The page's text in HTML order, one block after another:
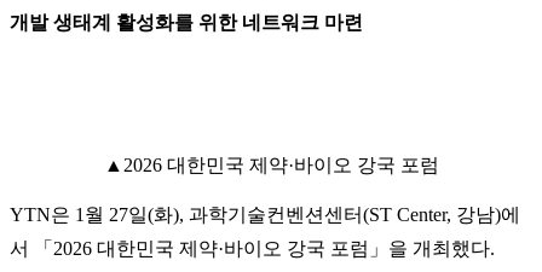
개발 생태계 활성화를 위한 네트워크 마련
▲2026 대한민국 제약·바이오 강국 포럼
YTN은 1월 27일(화), 과학기술컨벤션센터(ST Center, 강남)에
서 「2026 대한민국 제약·바이오 강국 포럼」을 개최했다.